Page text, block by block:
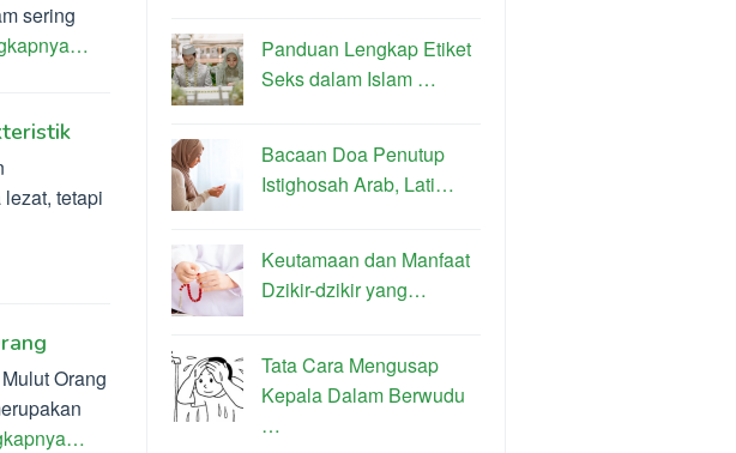
sering
tetapi
Orang
Panduan Lengkap Etiket
Seks dalam Islam …
Bacaan Doa Penutup
Istighosah Arab, Lati…
Keutamaan dan Manfaat
Dzikir-dzikir yang…
Tata Cara Mengusap
Kepala Dalam Berwudu
…